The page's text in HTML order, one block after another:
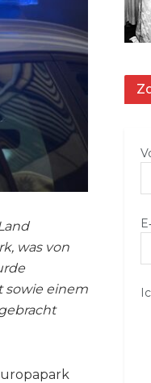
was von
sowie einem